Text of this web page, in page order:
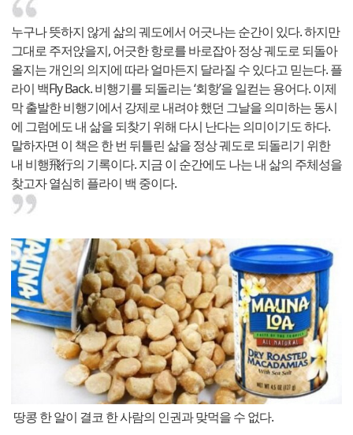
누구나 뜻하지 않게 삶의 궤도에서 어긋나는 순간이 있다. 하지만
그대로 주저앉을지, 어긋한 항로를 바로잡아 정상 궤도로 되돌아
올지는 개인의 의지에 따라 얼마든지 달라질 수 있다고 믿는다. 플
라이 백Fly Back. 비행기를 되돌리는 ‘회항’을 일컫는 용어다. 이제
막 출발한 비행기에서 강제로 내려야 했던 그날을 의미하는 동시
에 그럼에도 내 삶을 되찾기 위해 다시 난다는 의미이기도 하다.
말하자면 이 책은 한 번 뒤틀린 삶을 정상 궤도로 되돌리기 위한
내 비행飛行의 기록이다. 지금 이 순간에도 나는 내 삶의 주체성을
찾고자 열심히 플라이 백 중이다.
땅콩 한 알이 결코 한 사람의 인권과 맞먹을 수 없다.